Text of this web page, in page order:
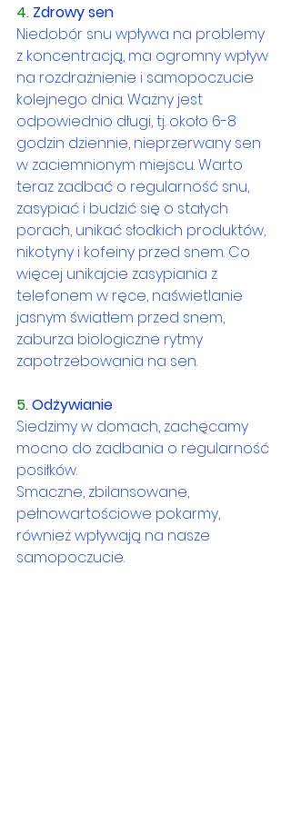
4. Zdrowy sen
Niedobór snu wpływa na problemy
z koncentracją, ma ogromny wpływ
na rozdrażnienie i samopoczucie
kolejnego dnia. Ważny jest
odpowiednio długi, tj. około 6-8
godzin dziennie, nieprzerwany sen
w zaciemnionym miejscu. Warto
teraz zadbać o regularność snu,
zasypiać i budzić się o stałych
porach, unikać słodkich produktów,
nikotyny i kofeiny przed snem. Co
więcej unikajcie zasypiania z
telefonem w ręce, naświetlanie
jasnym światłem przed snem,
zaburza biologiczne rytmy
zapotrzebowania na sen.
5. Odżywianie
Siedzimy w domach, zachęcamy
mocno do zadbania o regularność
posiłków.
Smaczne, zbilansowane,
pełnowartościowe pokarmy,
również wpływają na nasze
samopoczucie.